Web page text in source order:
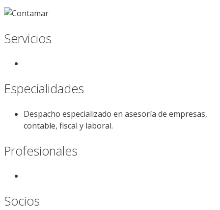
Servicios
Especialidades
Despacho especializado en asesoría de empresas,
contable, fiscal y laboral.
Profesionales
Socios